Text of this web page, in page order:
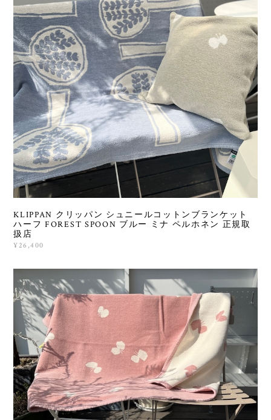
KLIPPAN クリッパン シュニールコットンブランケット
ハーフ FOREST SPOON ブルー ミナ ペルホネン 正規取
扱店
¥26,400